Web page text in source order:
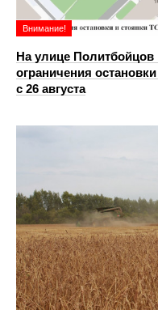
Внимание!
На улице
ограничения
с 26 августа